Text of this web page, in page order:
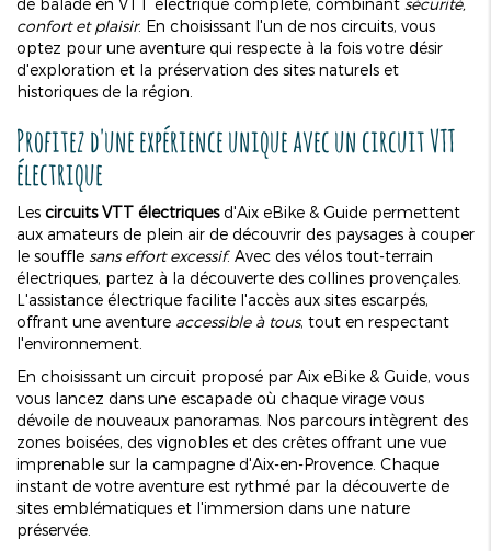
confort et plaisir. En choisissant l'un de nos circuits, vous
optez pour une aventure qui respecte à la fois votre désir
d'exploration et la préservation des sites naturels et
historiques de la région.
Profitez d'une expérience unique avec un circuit VTT
électrique
Les circuits VTT électriquesd'Aix eBike & Guide permettent
aux amateurs de plein air de découvrir des paysages à couper
le souffle sans effort excessif. Avec des vélos tout-terrain
électriques, partez à la découverte des collines provençales.
L'assistance électrique facilite l'accès aux sites escarpés,
offrant une aventure accessible à tous, tout en respectant
l'environnement.
En choisissant un circuit proposé par Aix eBike & Guide, vous
vous lancez dans une escapade où chaque virage vous
dévoile de nouveaux panoramas. Nos parcours intègrent des
zones boisées, des vignobles et des crêtes offrant une vue
imprenable sur la campagne d'Aix-en-Provence. Chaque
instant de votre aventure est rythmé par la découverte de
sites emblématiques et l'immersion dans une nature
préservée.